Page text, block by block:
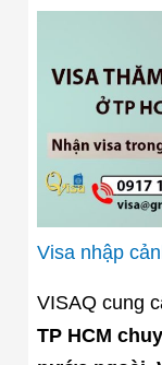
Visa nhập
VISAQ cung
TP HCM